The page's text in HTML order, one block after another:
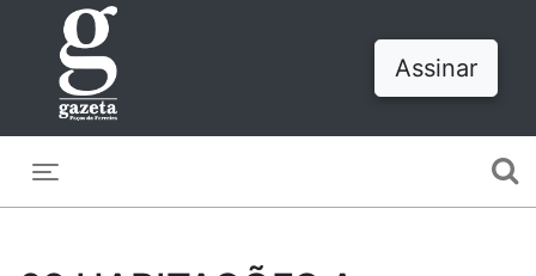
Assinar